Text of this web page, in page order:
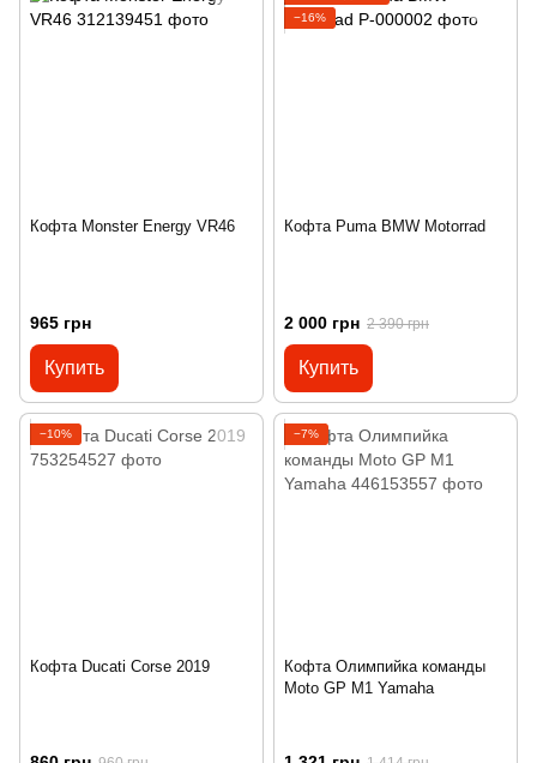
Кофта Monster Energy VR46
965 грн
Купить
−16%
Кофта Puma BMW Motorrad
2 000 грн 2 390 грн
Купить
−10%
Кофта Ducati Corse 2019
−7%
Кофта Олимпийка команды
Moto GP M1 Yamaha